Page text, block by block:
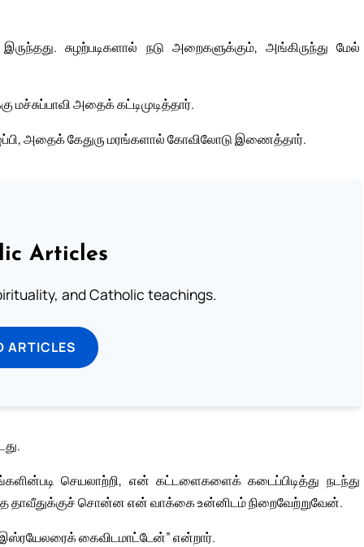
சுழற்படிகளால் நடு அறைகளுக்கும், அங்கிருந்து மேல்
அதைக் கட்டிமுடித்தார்.
அதைக் கேதுரு மரங்களால் கோவிலோடு இணைத்தார்.
Articles
and Catholic teachings.
ARTICLES
செயலாற்றி, என் கட்டளைகளைக் கடைப்பிடித்து நடந்து
தாவீதுக்குச் சொன்ன என் வாக்கை உன்னிடம் நிறைவேற்றுவேன்.
கைவிடமாட்டேன்” என்றார்.